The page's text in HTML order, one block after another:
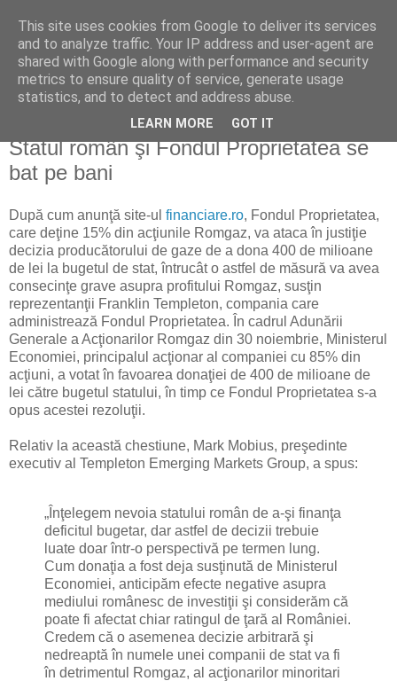
Reflecţii economice
blog de reflecţii, informaţii şi opinii economice
miercuri, 1 decembrie 2010
Statul român şi Fondul Proprietatea se
bat pe bani
După cum anunţă site-ul financiare.ro, Fondul Proprietatea,
care deţine 15% din acţiunile Romgaz, va ataca în justiţie
decizia producătorului de gaze de a dona 400 de milioane
de lei la bugetul de stat, întrucât o astfel de măsură va avea
consecinţe grave asupra profitului Romgaz, susţin
reprezentanţii Franklin Templeton, compania care
administrează Fondul Proprietatea. În cadrul Adunării
Generale a Acţionarilor Romgaz din 30 noiembrie, Ministerul
Economiei, principalul acţionar al companiei cu 85% din
acţiuni, a votat în favoarea donaţiei de 400 de milioane de
lei către bugetul statului, în timp ce Fondul Proprietatea s-a
opus acestei rezoluţii.
Relativ la această chestiune, Mark Mobius, preşedinte
executiv al Templeton Emerging Markets Group, a spus:
„Înţelegem nevoia statului român de a-şi finanţa
deficitul bugetar, dar astfel de decizii trebuie
luate doar într-o perspectivă pe termen lung.
Cum donaţia a fost deja susţinută de Ministerul
Economiei, anticipăm efecte negative asupra
mediului românesc de investiţii şi considerăm că
poate fi afectat chiar ratingul de ţară al României.
Credem că o asemenea decizie arbitrară şi
nedreaptă în numele unei companii de stat va fi
în detrimentul Romgaz, al acţionarilor minoritari
This site uses cookies from Google to deliver its services
and to analyze traffic. Your IP address and user-agent are
shared with Google along with performance and security
metrics to ensure quality of service, generate usage
statistics, and to detect and address abuse.
LEARN MORE GOT IT